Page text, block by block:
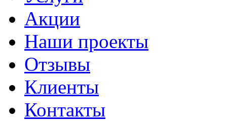
Акции
Наши проекты
Отзывы
Клиенты
Контакты